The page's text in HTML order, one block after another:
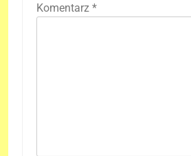
Komentarz *